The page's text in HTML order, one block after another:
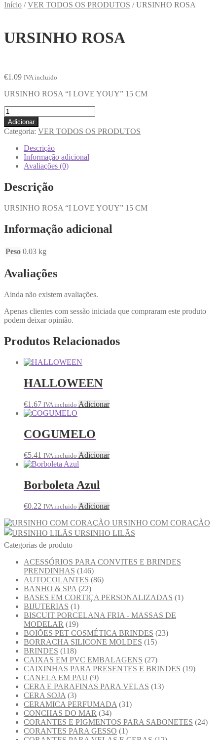
Início /VER TODOS OS PRODUTOS /URSINHO ROSA
URSINHO ROSA
€1.09 IVA incluido
URSINHO ROSA “I LOVE YOUY” 15 CM
Adicionar
Categoria: VER TODOS OS PRODUTOS
Descrição
Informação adicional
Avaliações (0)
Descrição
URSINHO ROSA “I LOVE YOUY” 15 CM
Informação adicional
Peso 0.03 kg
Avaliações
Ainda não existem avaliações.
Apenas clientes com sessão iniciada que compraram este produto
podem deixar opinião.
Produtos Relacionados
HALLOWEEN
€1.67 IVA incluido Adicionar
COGUMELO
€5.41 IVA incluido Adicionar
Borboleta Azul
€0.22 IVA incluido Adicionar
URSINHO COM CORAÇÃO
URSINHO LILÃS
Categorias de produto
ACESSÓRIOS PARA CONVITES E BRINDES
PRENDINHAS (146)
AUTOCOLANTES (86)
BANHO & SPA (22)
BASES EM CORTIÇA PERSONALIZADAS (1)
BIJUTERIAS (1)
BISCUIT PORCELANA FRIA - MASSAS DE
MODELAR (19)
BOIÕES PET COSMÉTICA BRINDES (23)
BORRACHA SILICONE MOLDES (15)
BRINDES (118)
CAIXAS EM PVC EMBALAGENS (27)
CAIXINHAS PARA PRESENTES E BRINDES (19)
CANELA EM PAU (9)
CERA E PARAFINAS PARA VELAS (13)
CERA SOJA (3)
CERAMICA PERFUMADA (31)
CONCHAS DO MAR (34)
CORANTES E PIGMENTOS PARA SABONETES (24)
CORANTES PARA GESSO (1)